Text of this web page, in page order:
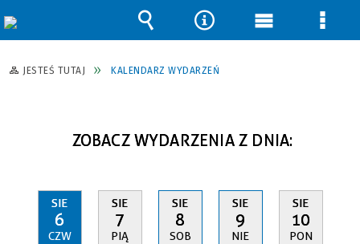
JESTEŚ TUTAJ KALENDARZ WYDARZEŃ
ZOBACZ WYDARZENIA Z DNIA:
SIE
6
CZW
SIE
7
PIĄ
SIE
8
SOB
SIE
9
NIE
SIE
10
PON
Wyszukiwarka
Narzędzia
Menu Menu